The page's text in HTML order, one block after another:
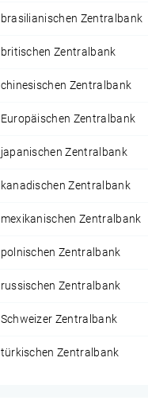
Zentralbank
Zentralbank
Zentralbank
Zentralbank
Zentralbank
Zentralbank
Zentralbank
Zentralbank
Zentralbank
Zentralbank
Zentralbank